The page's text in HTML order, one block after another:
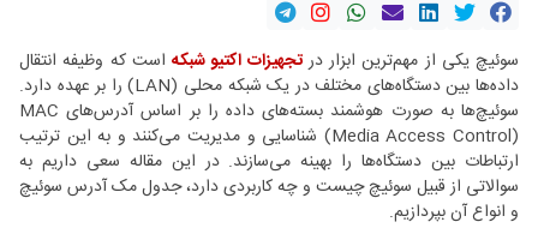
سوئیچ یکی از مهم‌ترین ابزار درتجهیزات اکتیو شبکه است که وظیفه انتقال
داده‌ها بین دستگاه‌های مختلف در یک شبکه محلی (LAN) را بر عهده دارد.
سوئیچ‌ها به صورت هوشمند بسته‌های داده را بر اساس آدرس‌های MAC
(Media Access Control) شناسایی و مدیریت می‌کنند و به این ترتیب
ارتباطات بین دستگاه‌ها را بهینه می‌سازند. در این مقاله سعی داریم به
سوالاتی از قبیل سوئیچ چیست و چه کاربردی دارد، جدول مک آدرس سوئیچ
و انواع آن بپردازیم.